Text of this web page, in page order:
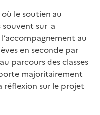
le soutien au
sur la
au
en seconde par
parcours des classes
majoritairement
réflexion sur le projet